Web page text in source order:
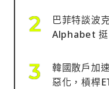
巴菲特談波
Alphabet 挺
韓國散戶加
惡化，槓桿